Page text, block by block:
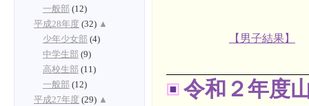
【男子結果】
令和２年度
一般部 (12)
平成28年度 (32) ▲
少年少女部 (4)
中学生部 (9)
高校生部 (11)
一般部 (12)
平成27年度 (29) ▲